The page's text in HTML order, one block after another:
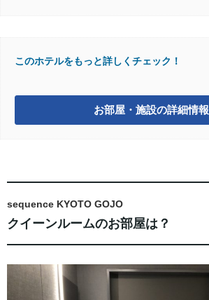
このホテルをもっと詳しくチェック！
お部屋・施設の詳細情報
sequence KYOTO GOJO
クイーンルームのお部屋は？